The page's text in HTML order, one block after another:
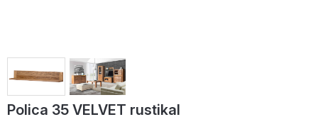
Polica 35 VELVET rustikal